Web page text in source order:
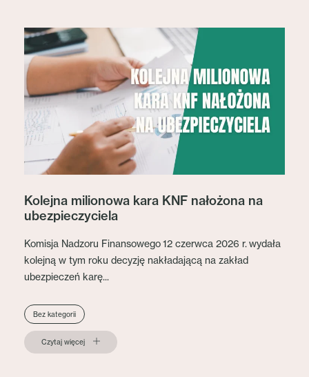
Kolejna milionowa kara KNF nałożona na
ubezpieczyciela
Komisja Nadzoru Finansowego 12 czerwca 2026 r. wydała
kolejną w tym roku decyzję nakładającą na zakład
ubezpieczeń karę...
Bez kategorii
Czytaj więcej